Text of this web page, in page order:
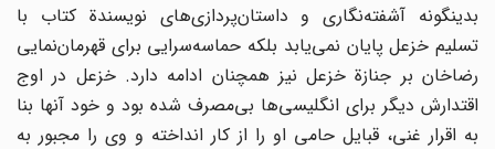
بدینگونه آشفته‌نگاری و داستان‌پردازی‌های نویسندة کتاب با
تسلیم خزعل پایان نمی‌یابد بلکه حماسه‌سرایی برای قهرمان‌نمایی
رضاخان بر جنازة خزعل نیز همچنان ادامه دارد. خزعل در اوج
اقتدارش دیگر برای انگلیسی‌ها بی‌مصرف شده بود و خود آنها بنا
به اقرار غنی، قبایل حامی او را از کار انداخته و وی را مجبور به